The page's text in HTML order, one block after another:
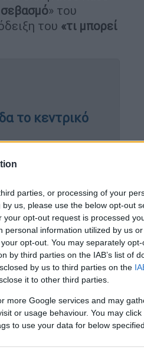
parties, or processing of your
us, please use the below opt-out
opt-out request is processed
information utilized by us
opt-out. You may separately
by third parties on the IAB’s list of
by us to third parties on the
it to other third parties.
more Google services and may
or usage behaviour. You may
to use your data for below
σεβασμό» του
του «τι μπορεί
το κεντρικό
Έρχαρντ»και πρώην
επίτευγμα
για το έργο
τηνΓερμανία.
χρόνια, ο κ.
και στάθηκε
που έχει
Μετάβασης
κόπο», είπε